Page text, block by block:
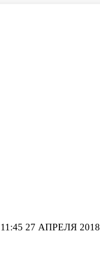
11:45 27 АПРЕЛЯ 2018